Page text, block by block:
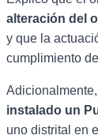
alteración del
y que la
cumplimiento
Adicionalmente,
instalado un
uno distrital en